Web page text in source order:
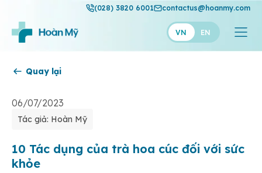
(028) 3820 6001 contactus@hoanmy.com
VN EN
Thuận Mỹ
Quay lại
06/07/2023
Tác giả: Hoàn Mỹ
10 Tác dụng của trà hoa cúc đối với sức
khỏe